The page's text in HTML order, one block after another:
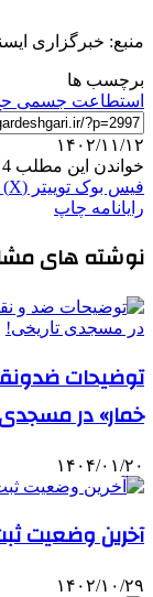
منبع: خبرگزاری
برچسب ها
استطاعت جسمی
۱۴۰۲/۱۱/۱۲
خواندن این مطلب 4 دقیقه زمان میبرد
فیس بوک توییتر (X)
رایانامه چاپ
نوشته های
توضیحات
خمار» در
۱۴۰۴/۰۱/۲۰
آخرین وضعیت
۱۴۰۲/۱۰/۲۹